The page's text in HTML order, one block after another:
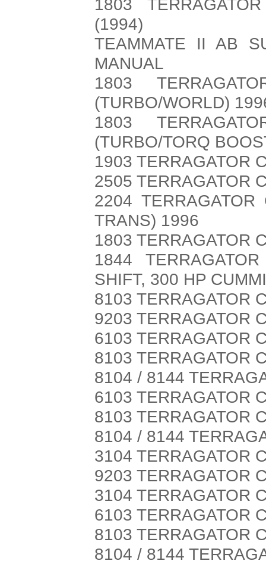
1803
(1994)
TEAMMATE II AB
MANUAL
1803
(TURBO/WORLD)
1803
(TURBO/TORQ
1903 TERRAGATOR
2505 TERRAGATOR
2204
TRANS) 1996
1803 TERRAGATOR
1844
SHIFT, 300 HP
8103 TERRAGATOR
9203 TERRAGATOR
6103 TERRAGATOR
8103 TERRAGATOR
8104 / 8144
6103 TERRAGATOR
8103 TERRAGATOR
8104 / 8144
3104 TERRAGATOR
9203 TERRAGATOR
3104 TERRAGATOR
6103 TERRAGATOR
8103 TERRAGATOR
8104 / 8144